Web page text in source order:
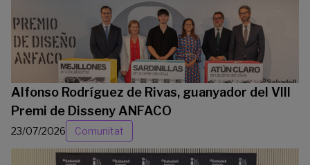
Alfonso Rodríguez de Rivas, guanyador del VIII
Premi de Disseny ANFACO
23/07/2026 Comunitat